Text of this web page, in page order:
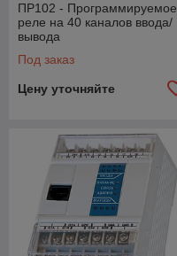
ПР102 - Программируемое
реле на 40 каналов ввода/
вывода
Под заказ
Цену уточняйте